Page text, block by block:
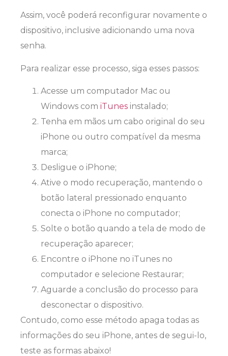
Assim, você poderá reconfigurar novamente o
dispositivo, inclusive adicionando uma nova
senha.
Para realizar esse processo, siga esses passos:
Acesse um computador Mac ou
Windows com iTunes instalado;
Tenha em mãos um cabo original do seu
iPhone ou outro compatível da mesma
marca;
Desligue o iPhone;
Ative o modo recuperação, mantendo o
botão lateral pressionado enquanto
conecta o iPhone no computador;
Solte o botão quando a tela de modo de
recuperação aparecer;
Encontre o iPhone no iTunes no
computador e selecione Restaurar;
Aguarde a conclusão do processo para
desconectar o dispositivo.
Contudo, como esse método apaga todas as
informações do seu iPhone, antes de segui-lo,
teste as formas abaixo!